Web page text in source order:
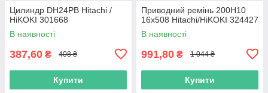
Цилиндр DH24PB Hitachi /
HiKOKI 301668
В наявності
387,60 ₴ 408 ₴
Купити
Приводний ремінь 200Н10
16х508 Hitachi/HiKOKI 324427
В наявності
991,80 ₴ 1 044 ₴
Купити